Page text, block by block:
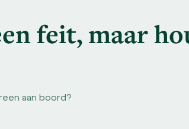
feit, maar
aan boord?